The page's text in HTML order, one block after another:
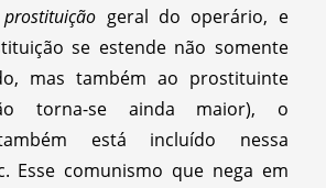
prostituição geral do operário, e
se estende não somente
mas também ao prostituinte
torna-se ainda maior), o
está incluído nessa
Esse comunismo que nega em